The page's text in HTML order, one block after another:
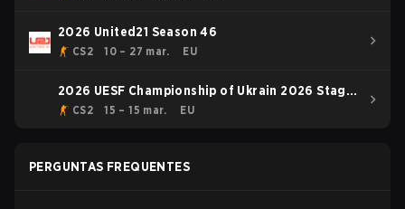
2026 United21 Season 46
CS2 10 – 27 mar. EU
2026 UESF Championship of Ukrain 2026 Stage
1
CS2 15 – 15 mar. EU
PERGUNTAS FREQUENTES